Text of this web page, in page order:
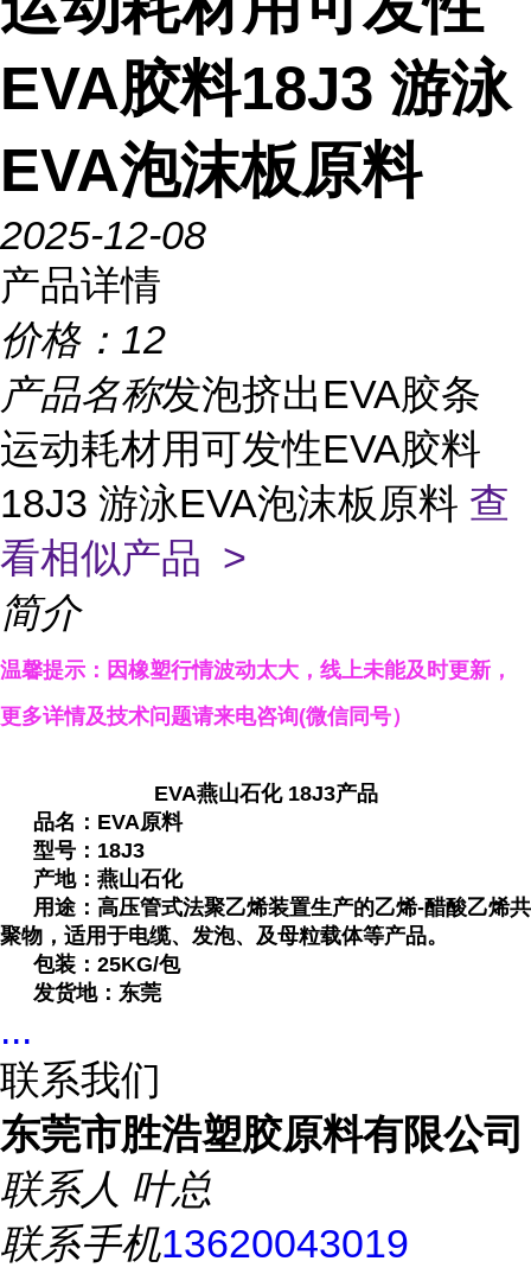
EVA胶料18J3 游泳
EVA泡沫板原料
2025-12-08
产品详情
价格： 12
产品名称发泡挤出EVA胶条
运动耗材用可发性EVA胶料
18J3 游泳EVA泡沫板原料 查
看相似产品 >
简介
温馨提示：因橡塑行情波动太大，线上未能及时更新，
更多详情及技术问题请来电咨询(微信同号）
EVA燕山石化 18J3产品
品名：EVA原料
型号：18J3
产地：燕山石化
用途：高压管式法聚乙烯装置生产的乙烯-醋酸乙烯共
聚物，适用于电缆、发泡、及母粒载体等产品。
包装：25KG/包
发货地：东莞
...
联系我们
东莞市胜浩塑胶原料有限公司
联系人 叶总
联系手机13620043019